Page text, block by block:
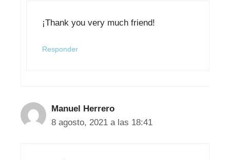
¡Thank you very much friend!
Responder
Manuel Herrero
8 agosto, 2021 a las 18:41